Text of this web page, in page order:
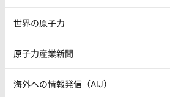
世界の原子力
原子力産業新聞
海外への情報発信（AIJ）